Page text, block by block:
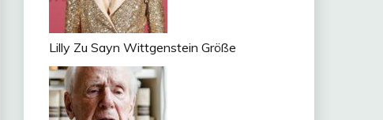
Lilly Zu Sayn Wittgenstein Größe